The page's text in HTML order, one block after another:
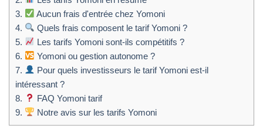
3.
Aucun frais d'entrée chez Yomoni
4.
Quels frais composent le tarif Yomoni ?
5.
Les tarifs Yomoni sont-ils compétitifs ?
6.
Yomoni ou gestion autonome ?
7.
Pour quels investisseurs le tarif Yomoni est-il
intéressant ?
8.
FAQ Yomoni tarif
9.
Notre avis sur les tarifs Yomoni